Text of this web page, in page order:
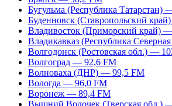
Бугульма (Республика Татарстан)
Буденновск (Ставропольский
Владивосток (Приморский край)
Владикавказ (Республика
Волгодонск (Ростовская обл.) —
Волгоград — 92,6 FM
Волноваха (ДНР) — 99,5 FM
Вологда — 96,0 FM
Воронеж — 89,4 FM
Вышний Волочек (Тверская обл.)